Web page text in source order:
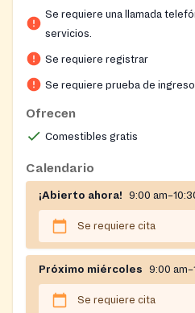
On-site registration required
Se requiere una llamada
servicios.
Se requiere registrar
Se requiere prueba de
Ofrecen
Comestibles gratis
Calendario
¡Abierto ahora! 9:00
Se requiere cita
Próximo miércoles 9:00
Se requiere cita